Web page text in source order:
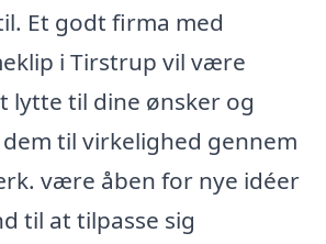
Et godt firma med
i Tirstrup vil være
lytte til dine ønsker og
til virkelighed gennem
være åben for nye idéer
til at tilpasse sig